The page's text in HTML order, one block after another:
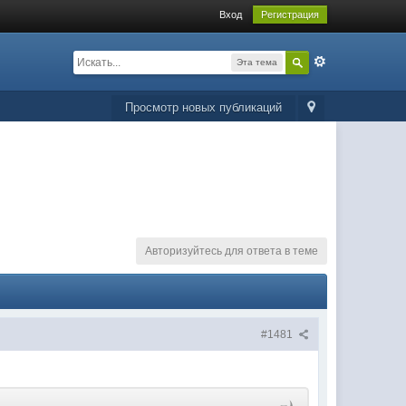
Вход Регистрация
Эта тема
Просмотр новых публикаций
Авторизуйтесь для ответа в теме
#1481